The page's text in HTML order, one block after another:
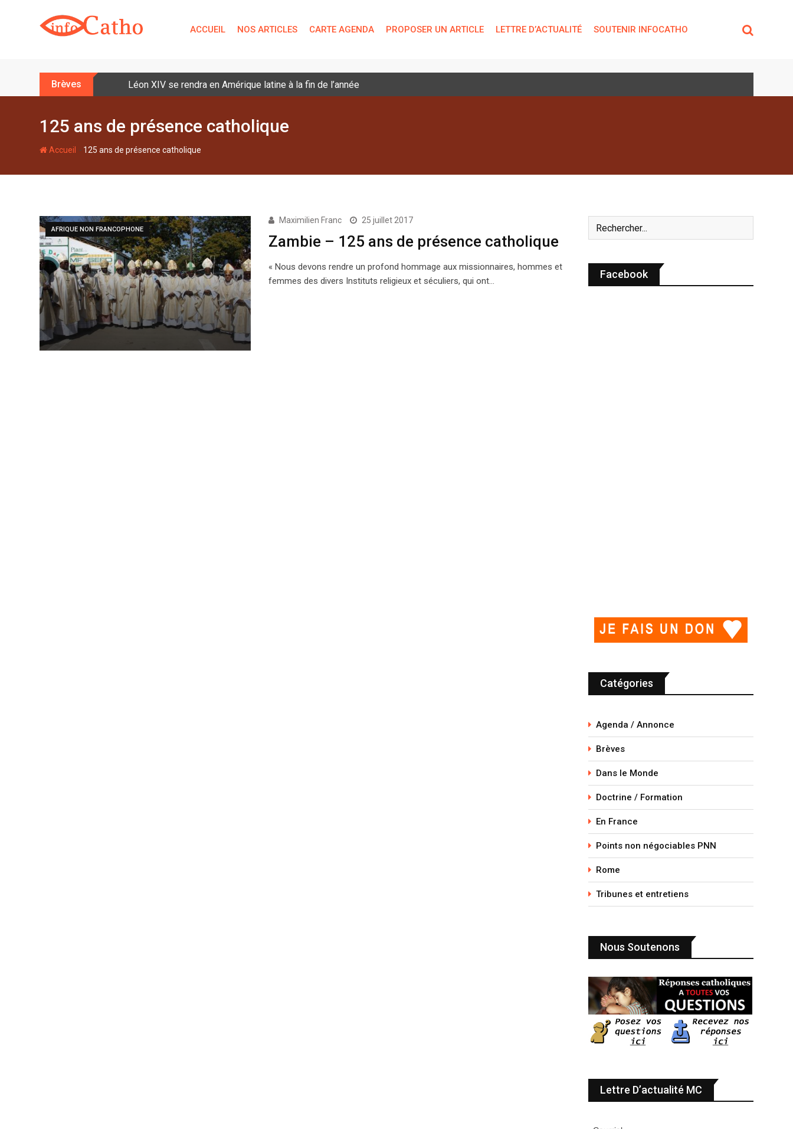
t
ACCUEIL NOS ARTICLES CARTE AGENDA PROPOSER UN ARTICLE LETTRE D’ACTUALITÉ SOUTENIR INFOCATHO
Brèves Léon XIV se rendra en Amérique latine à la fin de l’année
125 ans de présence catholique
Accueil - 125 ans de présence catholique
AFRIQUE NON FRANCOPHONE
Maximilien Franc 25 juillet 2017
Zambie – 125 ans de présence catholique
« Nous devons rendre un profond hommage aux missionnaires, hommes et
femmes des divers Instituts religieux et séculiers, qui ont…
Facebook
Catégories
Agenda / Annonce
Brèves
Dans le Monde
Doctrine / Formation
En France
Points non négociables PNN
Rome
Tribunes et entretiens
Nous Soutenons
Lettre D’actualité MC